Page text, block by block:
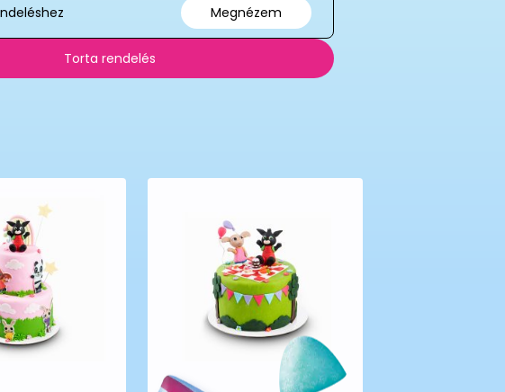
Megnézem
Torta rendelés